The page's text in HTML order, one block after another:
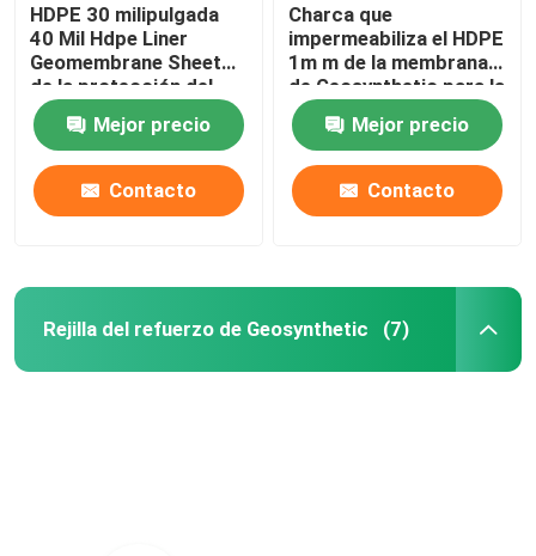
HDPE 30 milipulgada
40 Mil Hdpe Liner
Geomembrane Sheet
de la protección del
medio ambiente
Mejor precio
Contacto
Charca que
impermeabiliza el HDPE
1m m de la membrana
de Geosynthetic para la
protección del medio
ambienteMejor precio
Contacto
Rejilla del refuerzo de Geosynthetic (7)